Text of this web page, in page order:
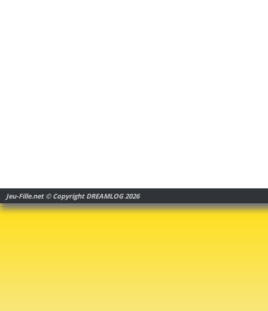
Jeu-Fille.net © Copyright DREAMLOG 2026